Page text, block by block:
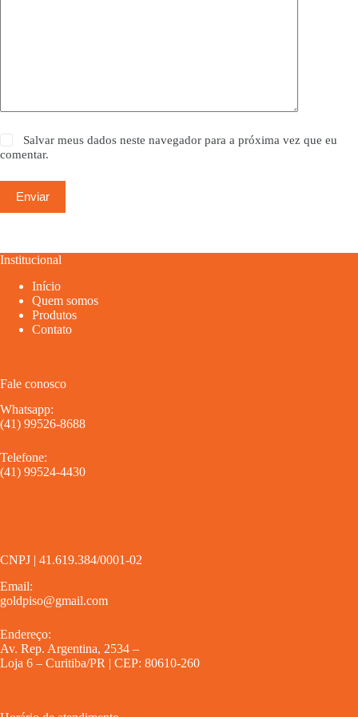
Salvar meus dados neste navegador para a próxima vez que eu
comentar.
Enviar
Institucional
Início
Quem somos
Produtos
Contato
Fale conosco
Whatsapp:
(41) 99526-8688
Telefone:
(41) 99524-4430
CNPJ | 41.619.384/0001-02
Email:
goldpiso@gmail.com
Endereço:
Av. Rep. Argentina, 2534 –
Loja 6 – Curitiba/PR | CEP: 80610-260